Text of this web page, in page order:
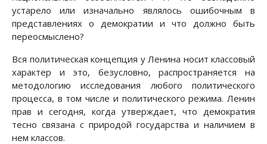
устарело или изначально являлось ошибочным в
представлениях о демократии и что должно быть
переосмыслено?
Вся политическая концепция у Ленина носит классовый
характер и это, безусловно, распространяется на
методологию исследования любого политического
процесса, в том числе и политического режима. Ленин
прав и сегодня, когда утверждает, что демократия
тесно связана с природой государства и наличием в
нем классов.